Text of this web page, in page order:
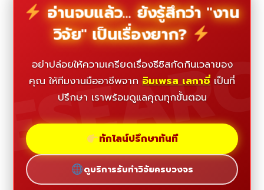
อ่านจบแล้ว... ยังรู้สึกว่า "งาน
วิจัย" เป็นเรื่องยาก?
อย่าปล่อยให้ความเครียดเรื่องธีซิสกัดกินเวลาของ
คุณ ให้ทีมงานมืออาชีพจาก อิมเพรส เลกาซี่ เป็นที่
ปรึกษา เราพร้อมดูแลคุณทุกขั้นตอน
ทักไลน์ปรึกษาทันที
ดูบริการรับทำวิจัยครบวงจร